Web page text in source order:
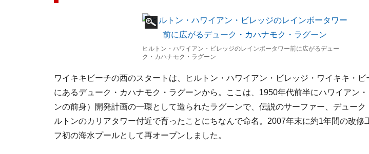
ヒルトン・ハワイアン・ビレッジのレインボータワー前に広がるデュー
ク・カハナモク・ラグーン
ワイキキビーチの西のスタートは、ヒルトン・ハワイアン・ビレッジ・ワイキキ・ビ
にあるデューク・カハナモク・ラグーンから。ここは、1950年代前半にハワイアン
ンの前身）開発計画の一環として造られたラグーンで、伝説のサーファー、デューク
ルトンのカリアタワー付近で育ったことにちなんで命名。2007年末に約1年間の改修
フ初の海水プールとして再オープンしました。